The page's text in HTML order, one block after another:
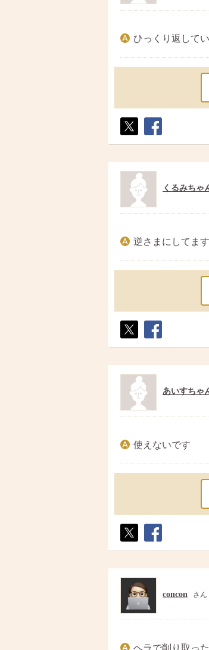
ひっくり返してい
ト
ア
くるみち
逆さまにしてます
ト
ア
あいすちゃ
使えないです
ト
ア
concon さん
ヘラで削り取っ